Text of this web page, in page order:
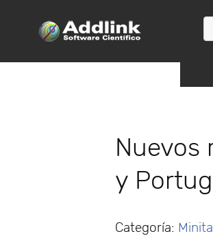
Nuevos
y
Categoría: